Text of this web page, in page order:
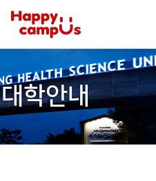
대학안내